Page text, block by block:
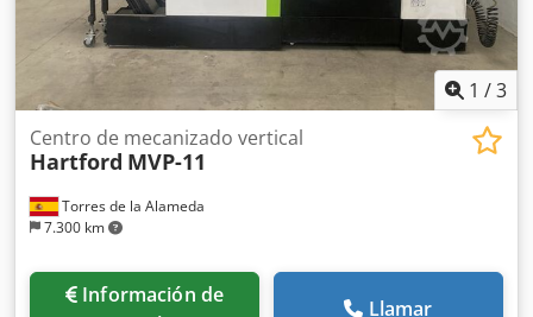
1 /3
Torres de la Alameda
7.300 km
Centro de mecanizado vertical
Hartford MVP-11
Información de
Llamar